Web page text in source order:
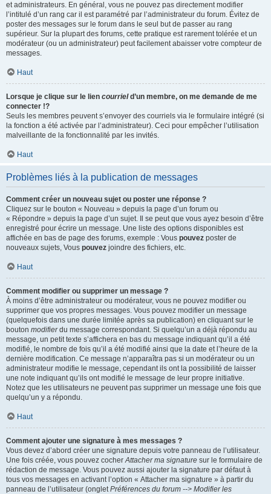
et administrateurs. En général, vous ne pouvez pas directement modifier
l’intitulé d’un rang car il est paramétré par l’administrateur du forum. Évitez de
poster des messages sur le forum dans le seul but de passer au rang
supérieur. Sur la plupart des forums, cette pratique est rarement tolérée et un
modérateur (ou un administrateur) peut facilement abaisser votre compteur de
messages.
Haut
Lorsque je clique sur le lien courrield’un membre, on me demande de me
connecter !?
Seuls les membres peuvent s’envoyer des courriels via le formulaire intégré (si
la fonction a été activée par l’administrateur). Ceci pour empêcher l’utilisation
malveillante de la fonctionnalité par les invités.
Haut
Problèmes liés à la publication de messages
Comment créer un nouveau sujet ou poster une réponse ?
Cliquez sur le bouton « Nouveau » depuis la page d’un forum ou
« Répondre » depuis la page d’un sujet. Il se peut que vous ayez besoin d’être
enregistré pour écrire un message. Une liste des options disponibles est
affichée en bas de page des forums, exemple : Vous pouvez poster de
nouveaux sujets, Vous pouvez joindre des fichiers, etc.
Haut
Comment modifier ou supprimer un message ?
À moins d’être administrateur ou modérateur, vous ne pouvez modifier ou
supprimer que vos propres messages. Vous pouvez modifier un message
(quelquefois dans une durée limitée après sa publication) en cliquant sur le
bouton modifierdu message correspondant. Si quelqu’un a déjà répondu au
message, un petit texte s’affichera en bas du message indiquant qu’il a été
modifié, le nombre de fois qu’il a été modifié ainsi que la date et l’heure de la
dernière modification. Ce message n’apparaîtra pas si un modérateur ou un
administrateur modifie le message, cependant ils ont la possibilité de laisser
une note indiquant qu’ils ont modifié le message de leur propre initiative.
Notez que les utilisateurs ne peuvent pas supprimer un message une fois que
quelqu’un y a répondu.
Haut
Comment ajouter une signature à mes messages ?
Vous devez d’abord créer une signature depuis votre panneau de l’utilisateur.
Une fois créée, vous pouvez cocherAttacher ma signature sur le formulaire de
rédaction de message. Vous pouvez aussi ajouter la signature par défaut à
tous vos messages en activant l’option « Attacher ma signature » à partir du
panneau de l’utilisateur (ongletPréférences du forum --> Modifier les